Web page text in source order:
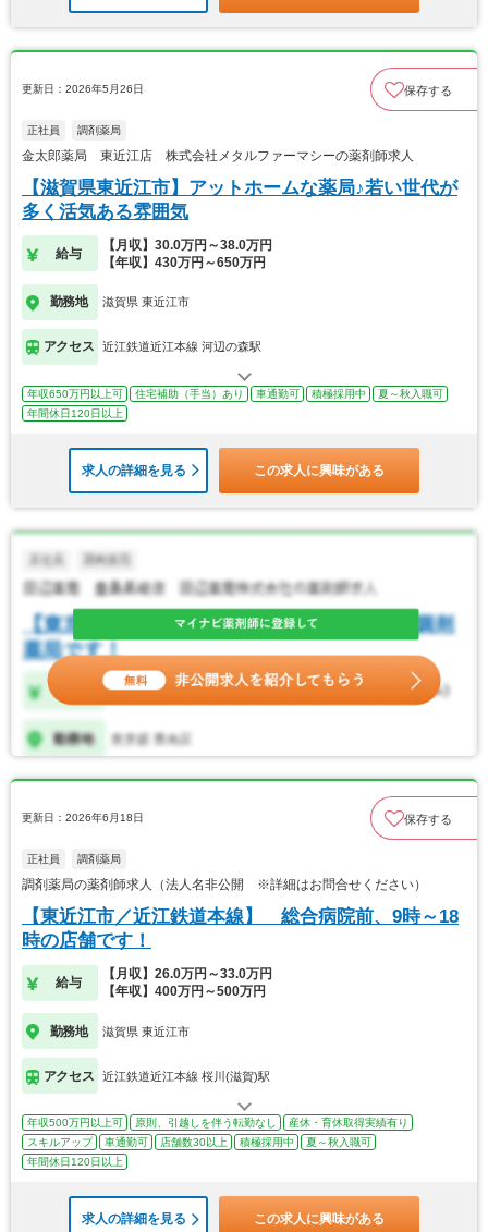
更新日：2026年5月26日 保存する
正社員 調剤薬局
金太郎薬局 東近江店 株式会社メタルファーマシーの薬剤師求人
【滋賀県東近江市】アットホームな薬局♪若い世代が
多く活気ある雰囲気
給与
【月収】30.0万円～38.0万円
【年収】430万円～650万円
勤務地 滋賀県 東近江市
アクセス 近江鉄道近江本線 河辺の森駅
年収650万円以上可 住宅補助（手当）あり 車通勤可 積極採用中
夏～秋入職可
年間休日120日以上
求人の詳細を見る この求人に興味がある
更新日：2026年6月18日 保存する
正社員 調剤薬局
調剤薬局の薬剤師求人（法人名非公開 ※詳細はお問合せください）
【東近江市／近江鉄道本線】 総合病院前、9時～18
時の店舗です！
給与
【月収】26.0万円～33.0万円
【年収】400万円～500万円
勤務地 滋賀県 東近江市
アクセス 近江鉄道近江本線 桜川(滋賀)駅
年収500万円以上可 原則、引越しを伴う転勤なし
産休・育休取得実績有り
スキルアップ
車通勤可 店舗数30以上 積極採用中
夏～秋入職可
年間休日120日以上
求人の詳細を見る この求人に興味がある